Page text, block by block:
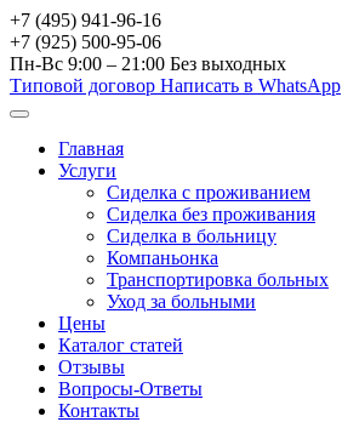
+7 (495) 941-96-16
+7 (925) 500-95-06
Пн-Вс 9:00 – 21:00 Без выходных
Типовой договор Написать в WhatsApp
Главная
Услуги
Сиделка с проживанием
Сиделка без проживания
Сиделка в больницу
Компаньонка
Транспортировка больных
Уход за больными
Цены
Каталог статей
Отзывы
Вопросы-Ответы
Контакты